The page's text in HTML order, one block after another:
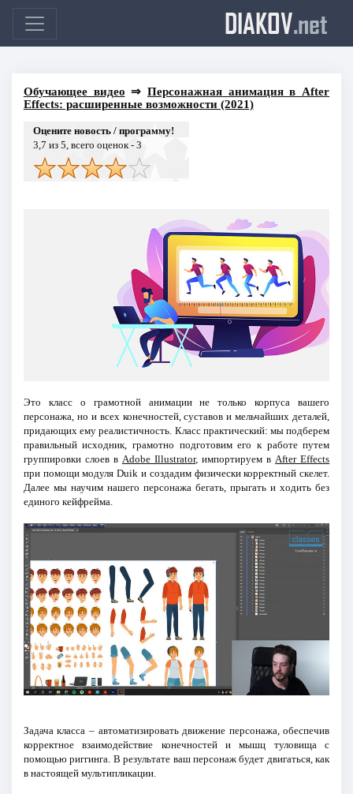
DIAKOV.net
Обучающее видео ⇒Персонажная анимация в After
Effects: расширенные возможности (2021)
Оцените новость / программу!
3,7 из 5, всего оценок - 3
Это класс о грамотной анимации не только корпуса вашего
персонажа, но и всех конечностей, суставов и мельчайших деталей,
придающих ему реалистичность. Класс практический: мы подберем
правильный исходник, грамотно подготовим его к работе путем
группировки слоев в Adobe Illustrator, импортируем вAfter Effects
при помощи модуля Duik и создадим физически корректный скелет.
Далее мы научим нашего персонажа бегать, прыгать и ходить без
единого кейфрейма.
Задача класса – автоматизировать движение персонажа, обеспечив
корректное взаимодействие конечностей и мышц туловища с
помощью риггинга. В результате ваш персонаж будет двигаться, как
в настоящей мультипликации.